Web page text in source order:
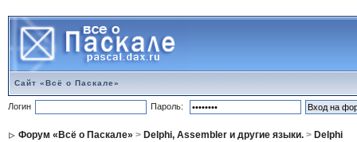
Сайт «Всё о Паскале»
Логин Пароль:
Форум «Всё о Паскале» > Delphi, Assembler и другие языки.> Delphi